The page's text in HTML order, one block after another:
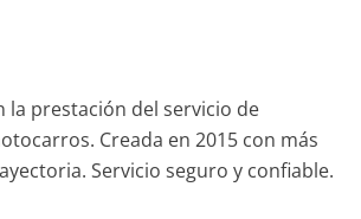
la prestación del servicio de
Creada en 2015 con más
Servicio seguro y confiable.